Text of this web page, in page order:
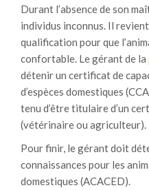
Durant l’absence de son
individus inconnus. Il
qualification pour que
confortable. Le gérant de la
détenir un certificat de
d’espèces domestiques
tenu d’être titulaire d’un
(vétérinaire ou agriculteur).
Pour finir, le gérant doit
connaissances pour les
domestiques (ACACED).